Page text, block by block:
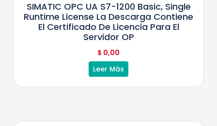
SIMATIC OPC UA S7-1200 Basic, Single
Runtime License La Descarga Contiene
El Certificado De Licencia Para El
Servidor OP
$ 0,00
Leer Más